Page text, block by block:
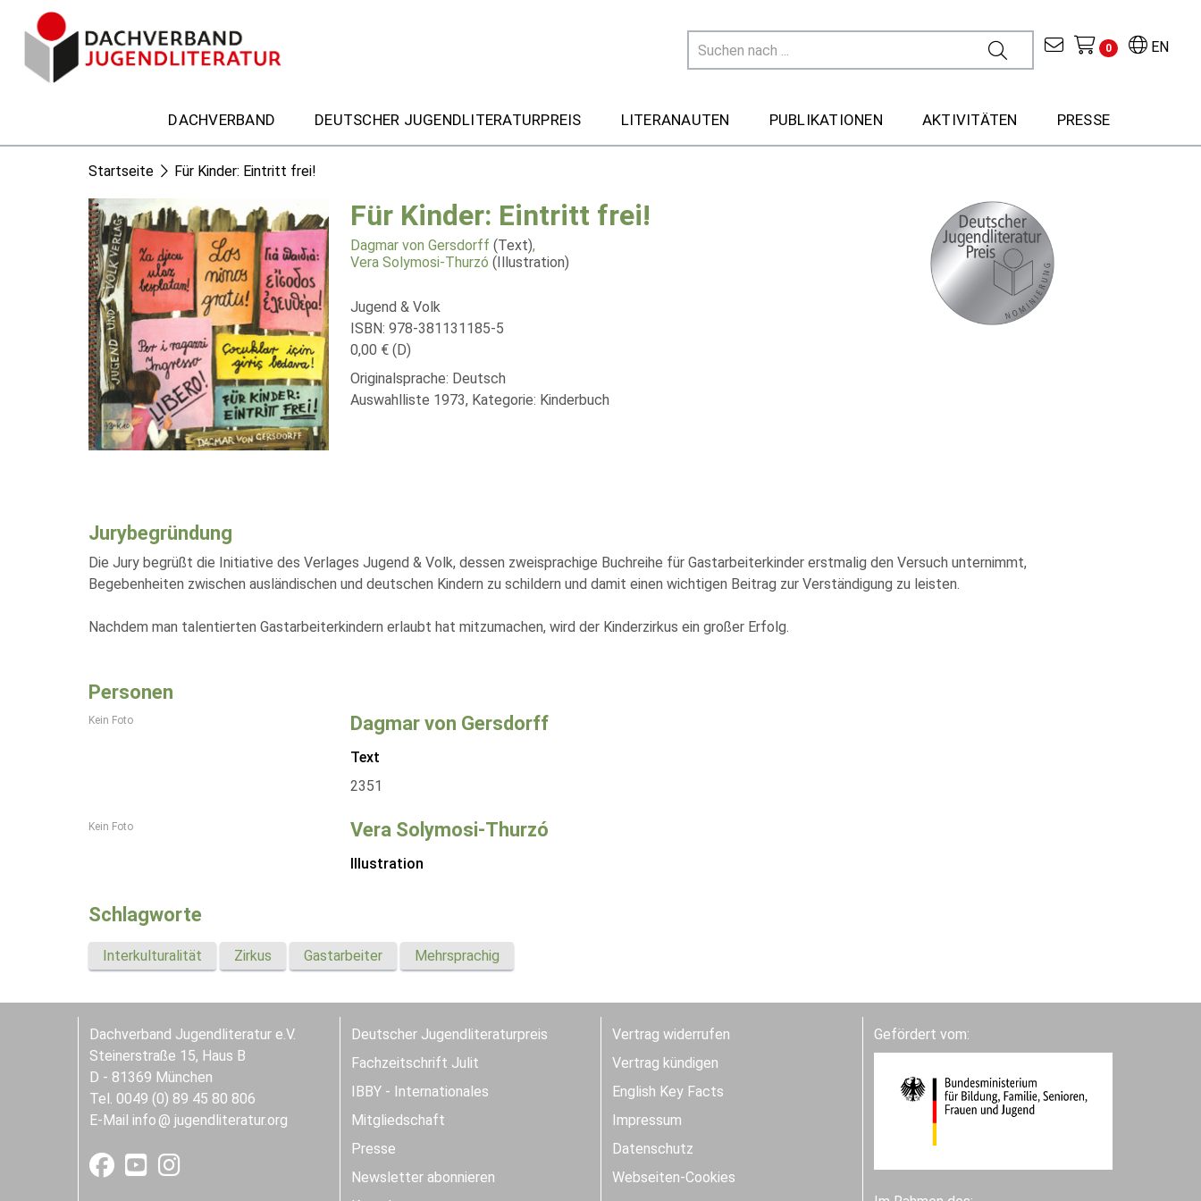
EN
0
DACHVERBAND DEUTSCHER JUGENDLITERATURPREIS LITERANAUTEN PUBLIKATIONEN AKTIVITÄTEN PRESSE
Startseite Für Kinder: Eintritt frei!
Für Kinder: Eintritt frei!
Dagmar von Gersdorff (Text),
Vera Solymosi-Thurzó (Illustration)
Jugend & Volk
ISBN: 978-381131185-5
0,00 € (D)
Originalsprache: Deutsch
Auswahlliste 1973, Kategorie: Kinderbuch
Jurybegründung
Die Jury begrüßt die Initiative des Verlages Jugend & Volk, dessen zweisprachige Buchreihe für Gastarbeiterkinder erstmalig den Versuch unternimmt,
Begebenheiten zwischen ausländischen und deutschen Kindern zu schildern und damit einen wichtigen Beitrag zur Verständigung zu leisten.
Nachdem man talentierten Gastarbeiterkindern erlaubt hat mitzumachen, wird der Kinderzirkus ein großer Erfolg.
Personen
Kein Foto Dagmar von Gersdorff
Text
2351
Kein Foto Vera Solymosi-Thurzó
Illustration
Schlagworte
Interkulturalität Zirkus Gastarbeiter Mehrsprachig
Dachverband Jugendliteratur e.V.
Steinerstraße 15, Haus B
D - 81369 München
Tel. 0049 (0) 89 45 80 806
E-Mail info jugendliteratur.org
Deutscher Jugendliteraturpreis
Fachzeitschrift Julit
IBBY - Internationales
Mitgliedschaft
Presse
Newsletter abonnieren
Vertrag widerrufen
Vertrag kündigen
English Key Facts
Impressum
Datenschutz
Webseiten-Cookies
Gefördert vom: